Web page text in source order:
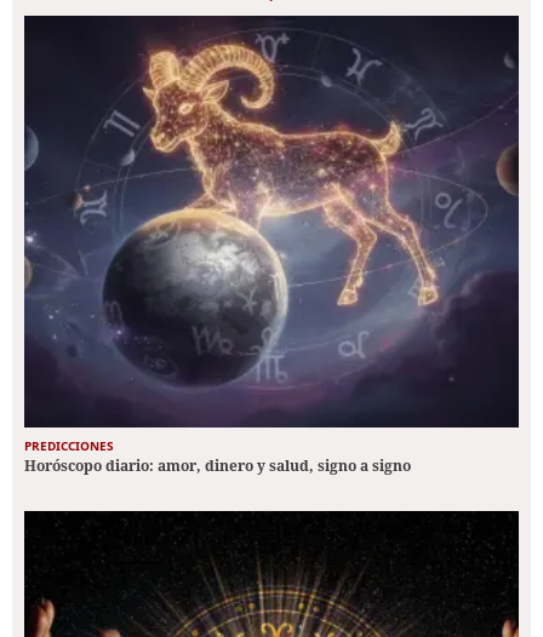
PREDICCIONES
Horóscopo diario: amor, dinero y salud, signo a signo